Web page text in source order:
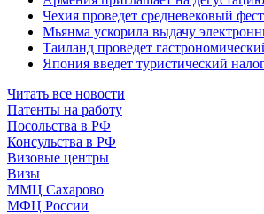
Чехия проведет средневековый
Мьянма ускорила выдачу
Таиланд проведет
Япония введет туристический
Читать все новости
Патенты на работу
Посольства в РФ
Консульства в РФ
Визовые центры
Визы
ММЦ Сахарово
МФЦ России